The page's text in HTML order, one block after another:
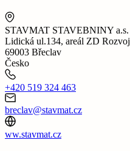
STAVMAT STAVEBNINY a.s.
Lidická ul.134, areál ZD Rozvoj
69003 Břeclav
Česko
+420 519 324 463
breclav@stavmat.cz
ww.stavmat.cz